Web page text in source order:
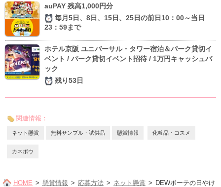
auPAY 残高1,000円分
毎月5日、8日、15日、25日の前日10：00～当日
23：59まで
ホテル京阪 ユニバーサル・タワー宿泊＆パーク貸切イ
ベント / パーク貸切イベント招待 / 1万円キャッシュバ
ック
残り53日
関連情報：
ネット懸賞 無料サンプル・試供品 懸賞情報 化粧品・コスメ
カネボウ
HOME 懸賞情報 応募方法 ネット懸賞
DEWボーテの日やけ